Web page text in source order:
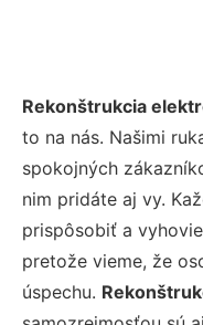
Rekonštrukcia
to na nás. Našimi
spokojných
nim pridáte aj vy.
prispôsobiť a
pretože vieme, že
úspechu.